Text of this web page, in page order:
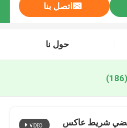
اتصل بنا
حول نا
(186)
شريط عاكس